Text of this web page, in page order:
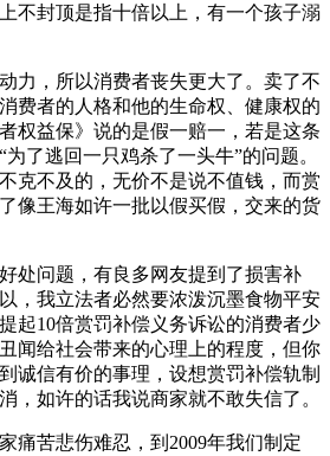
不封顶是指十倍以上，有一个孩子溺
，所以消费者丧失更大了。卖了不
费者的人格和他的生命权、健康权的
权益保》说的是假一赔一，若是这条
了逃回一只鸡杀了一头牛”的问题。
克不及的，无价不是说不值钱，而赏
像王海如许一批以假买假，交来的货
问题，有良多网友提到了损害补
，我立法者必然要浓泼沉墨食物平安
起10倍赏罚补偿义务诉讼的消费者少
闻给社会带来的心理上的程度，但你
诚信有价的事理，设想赏罚补偿轨制
，如许的话我说商家就不敢失信了。
苦悲伤难忍，到2009年我们制定